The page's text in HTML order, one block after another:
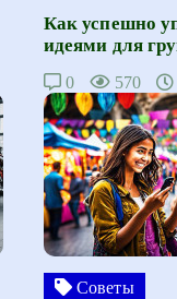
Как успешно
идеями для
0 570
Советы